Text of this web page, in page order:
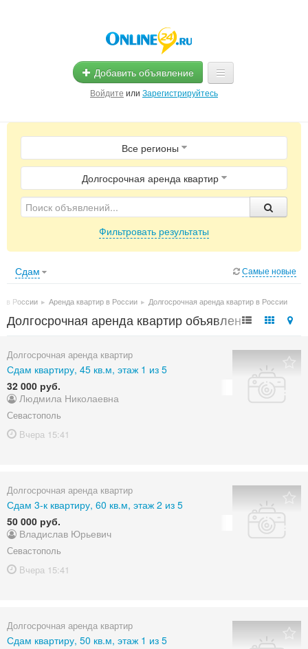
Добавить объявление
Войдите или Зарегистрируйтесь
Главная
Помощь
Услуги
Магазины
Все регионы
Долгосрочная аренда квартир
Фильтровать результаты
Сдам Самые новые
в России ▸ Аренда квартир в России ▸ Долгосрочная аренда квартир в России
Долгосрочная аренда квартир объявления в
Долгосрочная аренда квартир
Сдам квартиру, 45 кв.м, этаж 1 из 5
32 000 руб.
Людмила Николаевна
Севастополь
Вчера 15:41
Долгосрочная аренда квартир
Сдам 3-к квартиру, 60 кв.м, этаж 2 из 5
50 000 руб.
Владислав Юрьевич
Севастополь
Вчера 15:41
Долгосрочная аренда квартир
Сдам квартиру, 50 кв.м, этаж 1 из 5